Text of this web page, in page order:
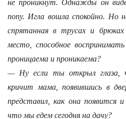
не проникнут. Однажды он
попу. Игла вошла спокойно. Но
спрятанная в трусах и
место, способное
проницаема и проникаема?
— Ну если ты открыл глаза,
кричит мама, появившись в
представил, как она появится
что мы едем сегодня на дачу?